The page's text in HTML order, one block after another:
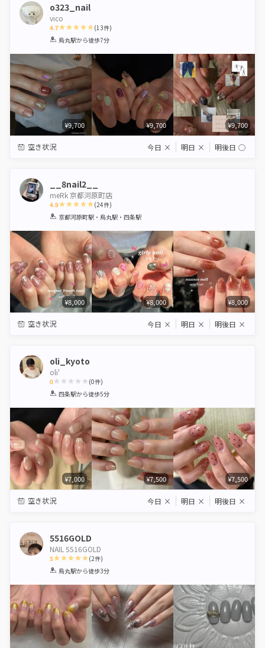
o323_nail
vico
4.7
1 2 3 4 5
(13件)
烏丸駅から徒歩7分
¥9,700 ¥9,700 ¥9,700
空き状況 今日 × 明日 × 明後日 ◯
__8nail2__
meRk 京都河原町店
4.9
1 2 3 4 5
(24件)
京都河原町駅・烏丸駅・四条駅
¥8,000 ¥8,000 ¥8,000
空き状況 今日 × 明日 × 明後日 ×
oli_kyoto
oli'
0
1 2 3 4 5
(0件)
四条駅から徒歩5分
¥7,000 ¥7,500 ¥7,500
空き状況 今日 × 明日 × 明後日 ×
5516GOLD
NAIL 5516GOLD
5
1 2 3 4 5
(2件)
烏丸駅から徒歩3分